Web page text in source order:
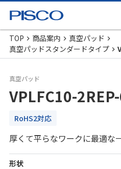
TOP 商品案内
真空パッド
真空パッドスタンダードタイプ
真空パッド
VPLFC10-
RoHS2対応
厚くて平らなワークに最適な
形状